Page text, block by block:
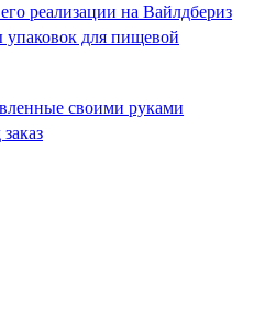
реализации на Вайлдбериз
для пищевой
своими руками